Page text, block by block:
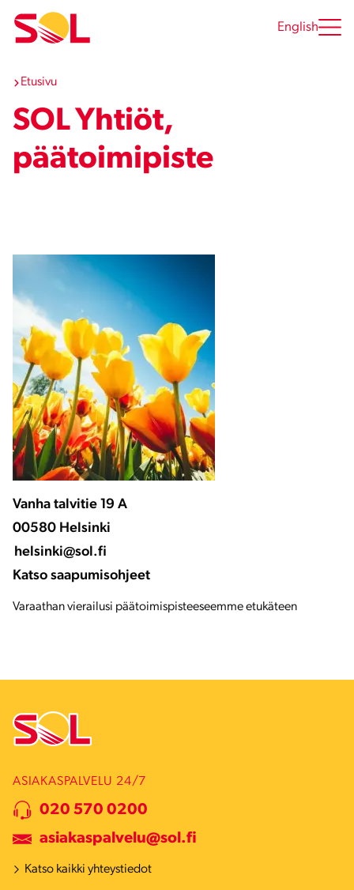
sisältöön
English
Etusivu
SOL Yhtiöt,
päätoimipiste
Vanha talvitie 19 A
00580 Helsinki
helsinki@sol.fi
Katso saapumisohjeet
Varaathan vierailusi päätoimispisteeseemme etukäteen
ASIAKASPALVELU 24/7
020 570 0200
asiakaspalvelu@sol.fi
Katso kaikki yhteystiedot